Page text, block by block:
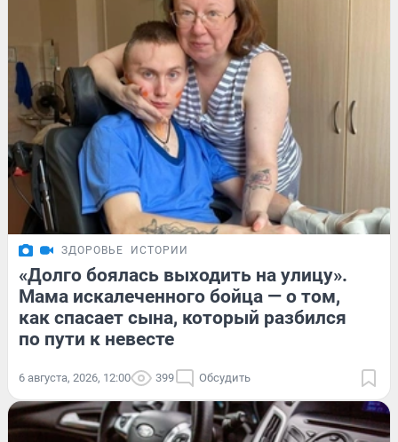
ЗДОРОВЬЕ ИСТОРИИ
«Долго боялась выходить на улицу».
Мама искалеченного бойца — о том,
как спасает сына, который разбился
по пути к невесте
6 августа, 2026, 12:00 399 Обсудить